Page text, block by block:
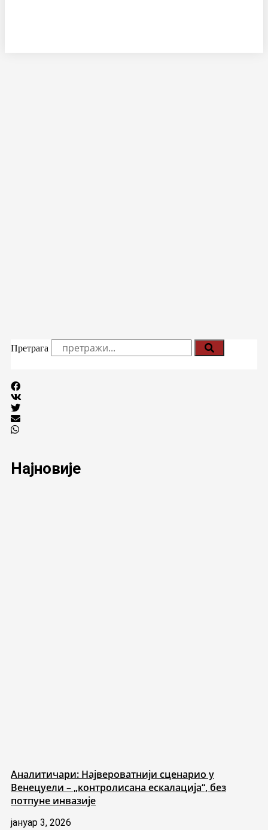
Претрага
Најновије
Аналитичари: Највероватнији сценарио у
Венецуели – „контролисана ескалација“, без
потпуне инвазије
јануар 3, 2026